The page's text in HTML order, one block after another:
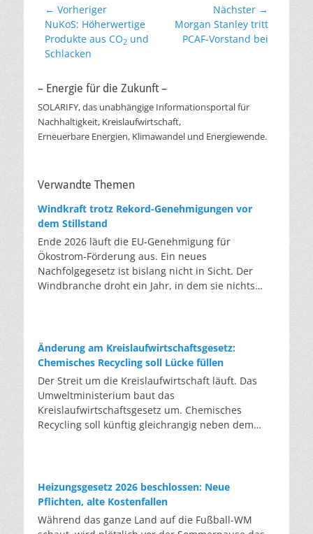
Beitragsnavigation
← Vorheriger
Vorheriger
Beitrag:
NuKoS: Höherwertige
Produkte aus CO2 und
Schlacken
Nächster →
Nächster
Beitrag:
Morgan Stanley tritt
PCAF-Vorstand bei
– Energie für die Zukunft –
SOLARIFY, das unabhängige Informationsportal für
Nachhaltigkeit, Kreislaufwirtschaft,
Erneuerbare Energien, Klimawandel und Energiewende.
Verwandte Themen
Windkraft trotz Rekord-Genehmigungen vor
dem Stillstand
Ende 2026 läuft die EU-Genehmigung für
Ökostrom-Förderung aus. Ein neues
Nachfolgegesetz ist bislang nicht in Sicht. Der
Windbranche droht ein Jahr, in dem sie nichts
die Verfahren laufen heute deutlich schneller. Die
Halbjahresbilanz der Branche bestätigt dieses
genehmigt, doch im ersten Halbjahr gingen netto
nur rund zwei Gigawatt ans Netz. Der Bestand
liegt damit bei etwa 70 Gigawatt. Das gesetzliche
Zwischenziel von 84 Gigawatt zum Jahresende ist
eine immer länger werdende Schlange baureifer
Projekte. Bis Jahresende dürfte sie nach
Branchenschätzungen ein Volumen erreichen, das
Änderung am Kreislaufwirtschaftsgesetz:
Chemisches Recycling soll Lücke füllen
Der Streit um die Kreislaufwirtschaft läuft. Das
Umweltministerium baut das
Kreislaufwirtschaftsgesetz um. Chemisches
Recycling soll künftig gleichrangig neben dem
Novelle des Kreislaufwirtschaftsgesetzes (KrWG)
in die Anhörung gegeben. Bis zum 7. August
Stellung zu nehmen. Im Januar 2027 soll das
Heizungsgesetz 2026 beschlossen: Neue
Pflichten, alte Kostenfallen
Während das ganze Land auf die Fußball-WM